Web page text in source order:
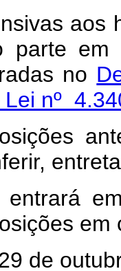
aos
parte
no
Lei nº
em
de